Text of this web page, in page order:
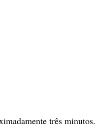
três minutos.